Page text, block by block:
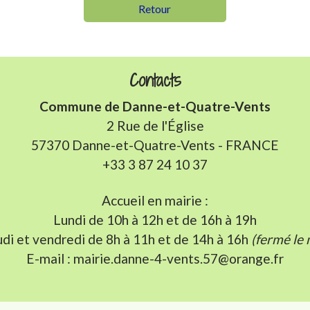
Retour
Contacts
Commune de Danne-et-Quatre-Vents
2 Rue de l'Église
57370 Danne-et-Quatre-Vents - FRANCE
+33 3 87 24 10 37
Accueil en mairie :
Lundi de 10h à 12h et de 16h à 19h
et vendredi de 8h à 11h et de 14h à 16h (fermé le
E-mail : mairie.danne-4-vents.57@orange.fr